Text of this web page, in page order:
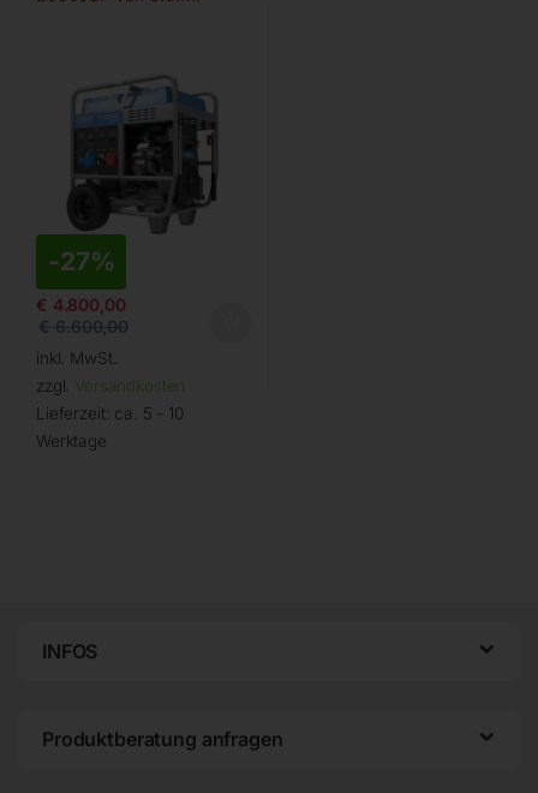
-27%
€ 4.800,00
€6.600,00
inkl. MwSt.
zzgl. Versandkosten
Lieferzeit: ca. 5 - 10
Werktage
INFOS
Produktberatung anfragen